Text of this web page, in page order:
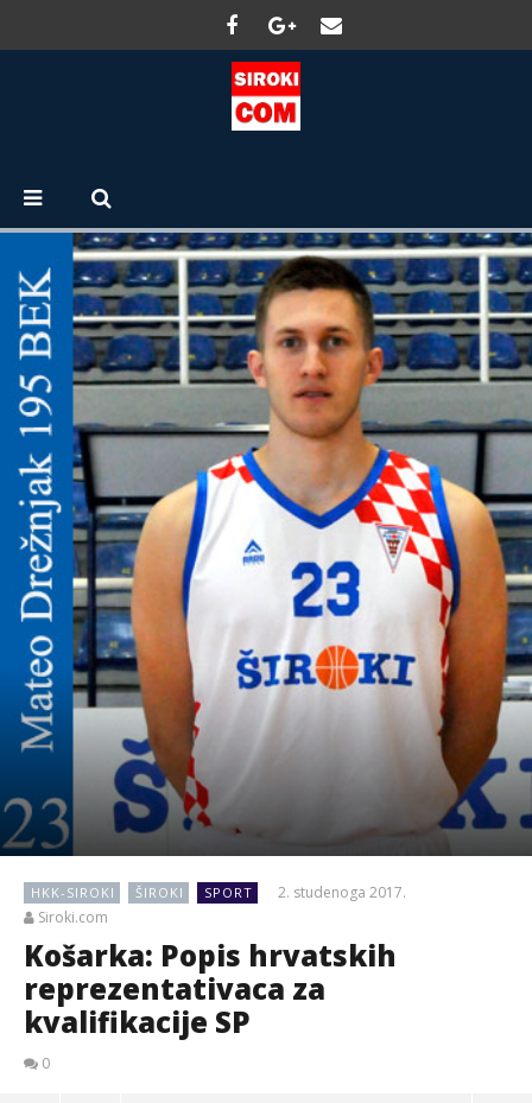
HKK-SIROKI ŠIROKI SPORT
2. studenoga 2017.
Siroki.com
Košarka: Popis hrvatskih
reprezentativaca za
kvalifikacije SP
0